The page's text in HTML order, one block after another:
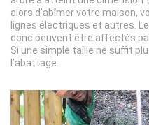
alors d’abîmer votre maison,
lignes électriques et autres.
donc peuvent être affectés
Si une simple taille ne suffit
l’abattage.